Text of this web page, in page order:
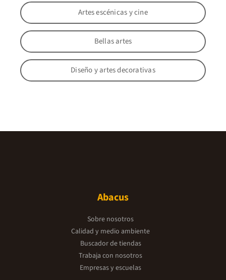
Artes escénicas y cine
Bellas artes
Diseño y artes decorativas
Abacus
Sobre nosotros
Calidad y medio ambiente
Buscador de tiendas
Trabaja con nosotros
Empresas y escuelas